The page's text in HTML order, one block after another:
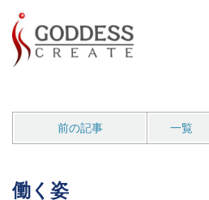
前の記事 一覧
働く姿